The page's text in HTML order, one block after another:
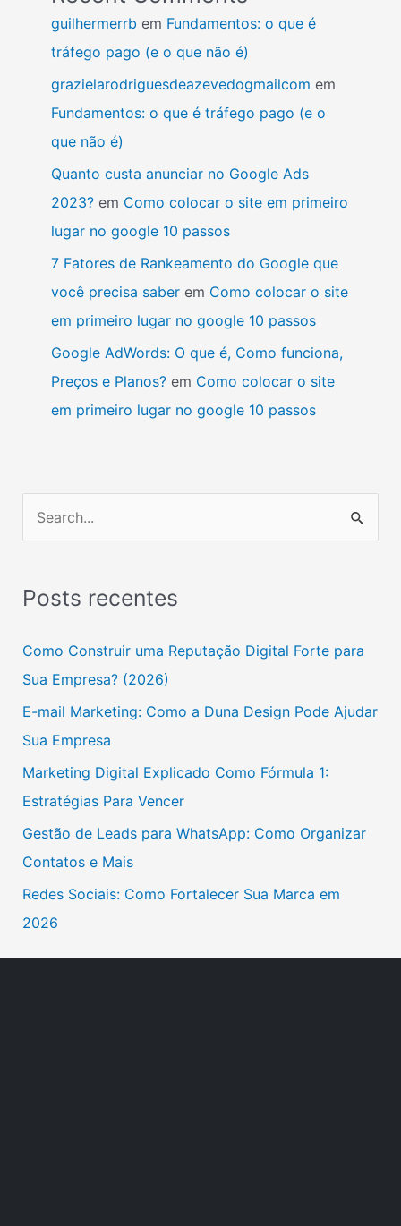
guilhermerrb em Fundamentos: o que é
tráfego pago (e o que não é)
grazielarodriguesdeazevedogmailcom em
Fundamentos: o que é tráfego pago (e o
que não é)
Quanto custa anunciar no Google Ads
2023?em Como colocar o site em primeiro
lugar no google 10 passos
7 Fatores de Rankeamento do Google que
você precisa saberem Como colocar o site
em primeiro lugar no google 10 passos
Google AdWords: O que é, Como funciona,
Preços e Planos?em Como colocar o site
em primeiro lugar no google 10 passos
q
a
r
p
o
r
:
Posts recentes
Como Construir uma Reputação Digital Forte para
Sua Empresa? (2026)
E-mail Marketing: Como a Duna Design Pode Ajudar
Sua Empresa
Marketing Digital Explicado Como Fórmula 1:
Estratégias Para Vencer
Gestão de Leads para WhatsApp: Como Organizar
Contatos e Mais
Redes Sociais: Como Fortalecer Sua Marca em
2026